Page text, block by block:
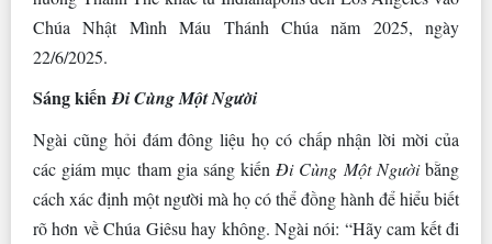
Chúa Nhật Mình Máu Thánh Chúa năm 2025, ngày
22/6/2025.
Sáng kiến Đi Cùng Một Người
Ngài cũng hỏi đám đông liệu họ có chấp nhận lời mời của
các giám mục tham gia sáng kiến ​​ Đi Cùng Một Ngườibằng
cách xác định một người mà họ có thể đồng hành để hiểu biết
rõ hơn về Chúa Giêsu hay không. Ngài nói: “Hãy cam kết đi